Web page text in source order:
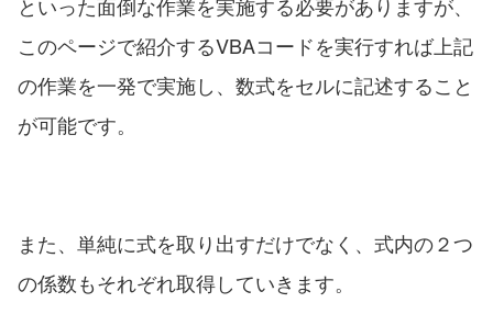
といった面倒な作業を実施する必要がありますが、
このページで紹介するVBAコードを実行すれば上記
の作業を一発で実施し、数式をセルに記述すること
が可能です。
また、単純に式を取り出すだけでなく、式内の２つ
の係数もそれぞれ取得していきます。